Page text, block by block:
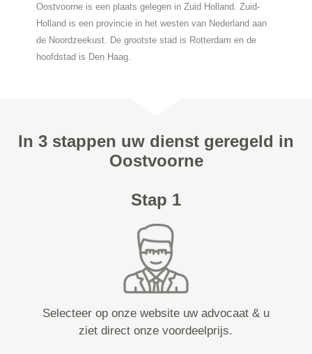
Oostvoorne is een plaats gelegen in Zuid Holland. Zuid-
Holland is een provincie in het westen van Nederland aan
de Noordzeekust. De grootste stad is Rotterdam en de
hoofdstad is Den Haag.
In 3 stappen uw dienst geregeld in
Oostvoorne
Stap 1
Selecteer op onze website uw advocaat & u
ziet direct onze voordeelprijs.